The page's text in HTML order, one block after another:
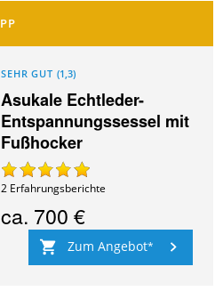
SEHR GUT (1,3)
Asukale Echtleder-
Entspannungssessel mit
Fußhocker
2 Erfahrungsberichte
ca. 700 €
Zum Angebot